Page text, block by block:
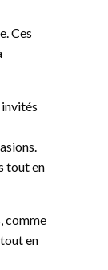
Ces
tout en
comme
en